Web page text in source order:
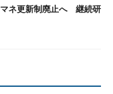
ネ更新制廃止へ 継続研